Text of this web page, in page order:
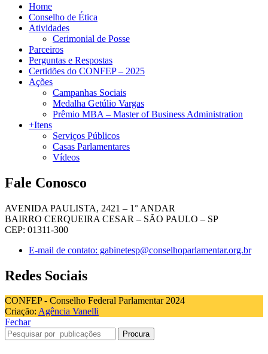
Home
Conselho de Ética
Atividades
Cerimonial de Posse
Parceiros
Perguntas e Respostas
Certidões do CONFEP – 2025
Ações
Campanhas Sociais
Medalha Getúlio Vargas
Prêmio MBA – Master of Business Administration
+Itens
Serviços Públicos
Casas Parlamentares
Vídeos
Fale Conosco
AVENIDA PAULISTA, 2421 – 1° ANDAR
BAIRRO CERQUEIRA CESAR – SÃO PAULO – SP
CEP: 01311-300
E-mail de contato: gabinetesp@conselhoparlamentar.org.br
Redes Sociais
CONFEP - Conselho Federal Parlamentar 2024
Criação: Agência Vanelli
Fechar
Procura